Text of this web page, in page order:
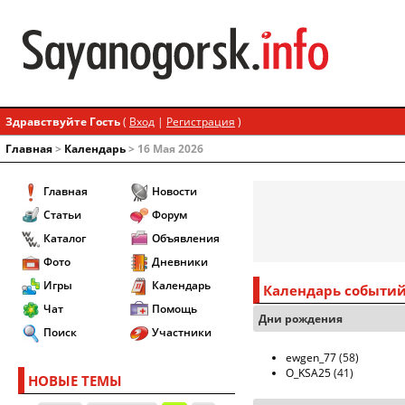
Здравствуйте Гость( Вход | Регистрация )
Главная> Календарь> 16 Мая 2026
Главная
Статьи
Каталог
Фото
Игры
Чат
Поиск
Новости
Форум
Объявления
Дневники
Календарь
Помощь
Участники
НОВЫЕ ТЕМЫ
Календарь
Дни рождения
ewgen_77(58)
O_KSA25(41)